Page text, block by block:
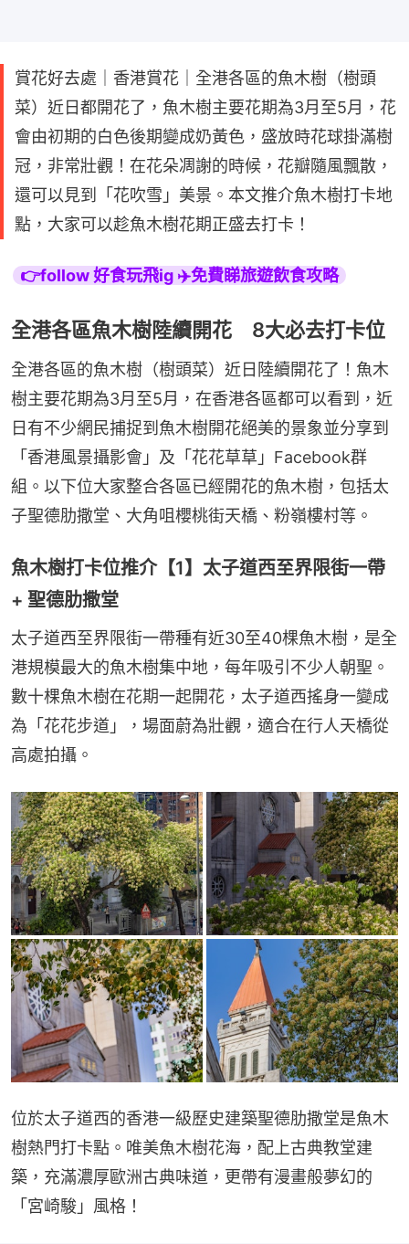
賞花好去處｜香港賞花｜全港各區的魚木樹（樹頭
菜）近日都開花了，魚木樹主要花期為3月至5月，花
會由初期的白色後期變成奶黃色，盛放時花球掛滿樹
冠，非常壯觀！在花朵凋謝的時候，花瓣隨風飄散，
還可以見到「花吹雪」美景。本文推介魚木樹打卡地
點，大家可以趁魚木樹花期正盛去打卡！
👉follow 好食玩飛ig ✈️免費睇旅遊飲食攻略
全港各區魚木樹陸續開花 8大必去打卡位
全港各區的魚木樹（樹頭菜）近日陸續開花了！魚木
樹主要花期為3月至5月，在香港各區都可以看到，近
日有不少網民捕捉到魚木樹開花絕美的景象並分享到
「香港風景攝影會」及「花花草草」Facebook群
組。以下位大家整合各區已經開花的魚木樹，包括太
子聖德肋撒堂、大角咀櫻桃街天橋、粉嶺樓村等。
魚木樹打卡位推介【1】太子道西至界限街一帶
+ 聖德肋撒堂
太子道西至界限街一帶種有近30至40棵魚木樹，是全
港規模最大的魚木樹集中地，每年吸引不少人朝聖。
數十棵魚木樹在花期一起開花，太子道西搖身一變成
為「花花步道」，場面蔚為壯觀，適合在行人天橋從
高處拍攝。
位於太子道西的香港一級歷史建築聖德肋撒堂是魚木
樹熱門打卡點。唯美魚木樹花海，配上古典教堂建
築，充滿濃厚歐洲古典味道，更帶有漫畫般夢幻的
「宮崎駿」風格！